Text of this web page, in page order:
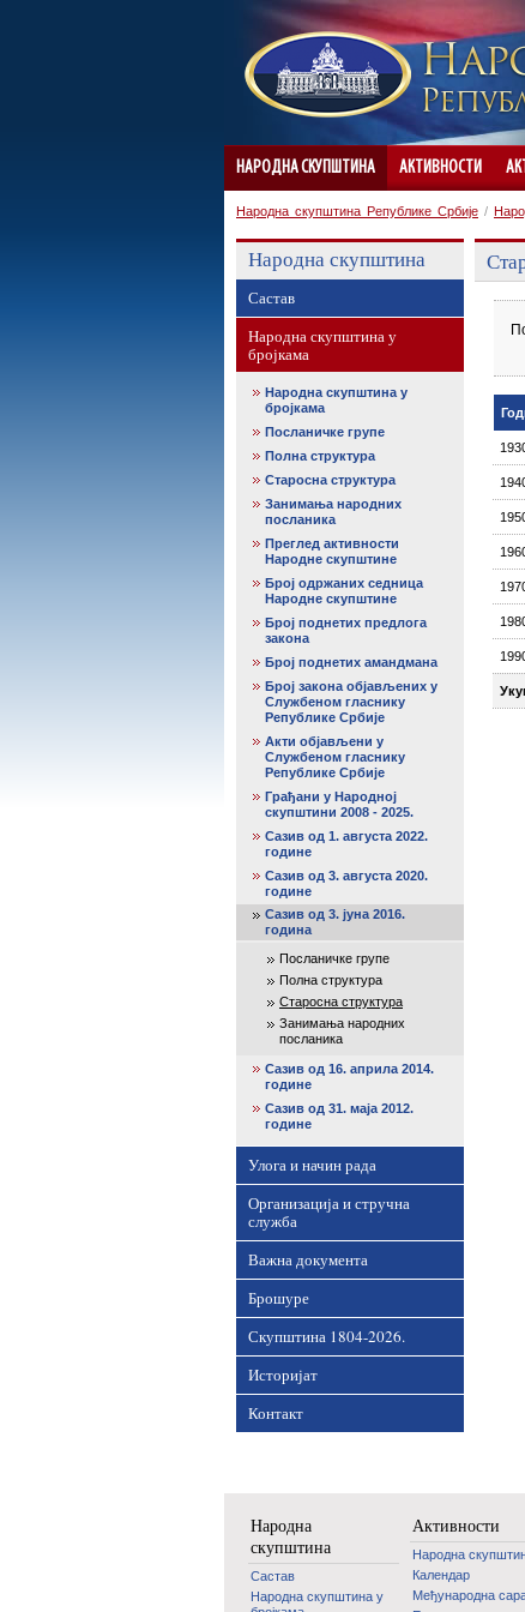
НАРОДНА СКУПШТИНА АКТИВНОСТИ
Народна скупштина Републике Србије /
Народна скупштина
Састав
Народна скупштина у
бројкама
Народна скупштина у
бројкама
Посланичке групе
Полна структура
Старосна структура
Занимања народних
посланика
Преглед активности
Народне скупштине
Број одржаних седница
Народне скупштине
Број поднетих предлога
закона
Број поднетих амандмана
Број закона објављених у
Службеном гласнику
Републике Србије
Акти објављени у
Службеном гласнику
Републике Србије
Грађани у Народној
скупштини 2008 - 2025.
Сазив од 1. августа 2022.
године
Сазив од 3. августа 2020.
године
Сазив од 3. јуна 2016.
година
Посланичке групе
Полна структура
Старосна структура
Занимања народних
посланика
Сазив од 16. априла 2014.
године
Сазив од 31. маја 2012.
године
Улога и начин рада
Организација и стручна
служба
Важна документа
Брошуре
Скупштина 1804-2026.
Историјат
Контакт
Народна
скупштина
Састав
Народна скупштина у
Активности
Народна
Календар
Међународна